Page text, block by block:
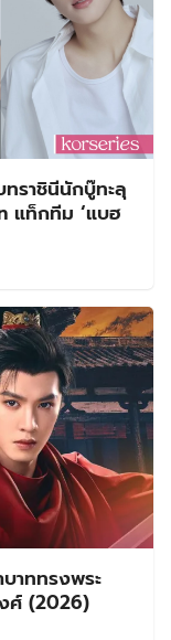
ราชินีนักบู๊ทะลุ
แท็กทีม ‘แบฮ
าททรงพระ
ศ์ (2026)